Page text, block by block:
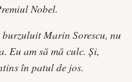
Nobel.
Marin Sorescu, nu
Eu am să mă culc. Şi,
în patul de jos.